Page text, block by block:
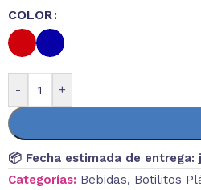
COLOR
- +
📦 Fecha estimada de entrega:
Categorías: Bebidas, Botilitos